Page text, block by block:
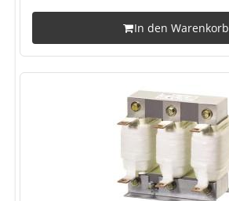
In den Warenkorb